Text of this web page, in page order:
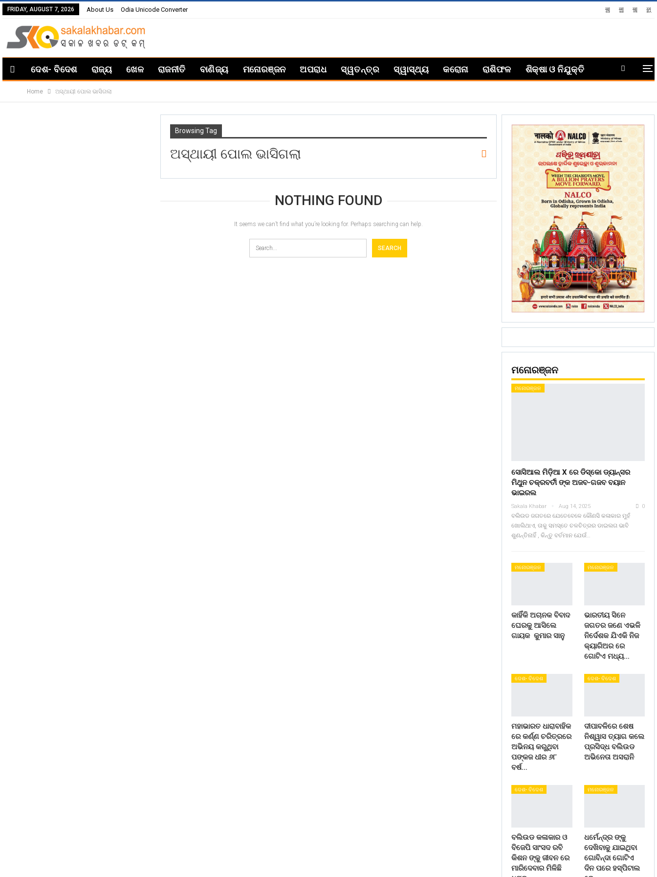
FRIDAY, AUGUST 7, 2026 About Us Odia Unicode Converter
ଦେଶ- ବିଦେଶ ରାଜ୍ୟ ଖେଳ ରାଜନୀତି ବାଣିଜ୍ୟ ମନୋରଞ୍ଜନ ଅପରାଧ ସ୍ୱତନ୍ତ୍ର ସ୍ୱାସ୍ଥ୍ୟ କରୋନା ରାଶିଫଳ ଶିକ୍ଷା ଓ ନିଯୁକ୍ତି
Home ଅସ୍ଥାୟୀ ପୋଲ ଭାସିଗଲା
Browsing Tag
ଅସ୍ଥାୟୀ ପୋଲ ଭାସିଗଲା
NOTHING FOUND
It seems we can’t find what you’re looking for. Perhaps searching can help.
ମନୋରଞ୍ଜନ
ମନୋରଞ୍ଜନ
ସୋସିଆଲ ମିଡ଼ିଆ X ରେ ଡିସ୍କୋ ଡ୍ୟାନ୍ସର
ମିଥୁନ ଚକ୍ରବର୍ତୀ ଙ୍କ ଅଜବ-ଗଜବ ବୟାନ
ଭାଇରଲ
Sakala Khabar Aug 14, 2025 0
ବଲିଉଡ ଜଗତରେ ଯେତେବେଳେ କୌଣସି କଳାକାର ମୁହଁ
ଖୋଲିଥାଏ, ତାକୁ ସମସ୍ତେ ଚଳଚିତ୍ରର ଡାଇଲଗ ଭାବି
ଶୁଣନ୍ତିନାହିଁ , କିନ୍ତୁ ବର୍ତମାନ ଯେଉଁ…
ମନୋରଞ୍ଜନ
କାହିଁକି ଅଚାନକ ବିବାଦ
ଘେରକୁ ଆସିଲେ
ଗାୟକ କୁମାର ସାନୁ
ମନୋରଞ୍ଜନ
ଭାରତୀୟ ସିନେ
ଜଗତର ଜଣେ ଏଭଳି
ନିର୍ଦେଶକ ଯିଏକି ନିଜ
କ୍ୟାରିଅର ରେ
ଗୋଟିଏ ମଧ୍ୟ…
ଦେଶ- ବିଦେଶ
ମହାଭାରତ ଧାରାବାହିକ
ରେ କର୍ଣ୍ଣ ଚରିତ୍ରରେ
ଅଭିନୟ କରୁଥିବା
ପଙ୍କଜ ଧୀର ୬୮
ବର୍ଷ…
ଦେଶ- ବିଦେଶ
ଦୀପାବଳିରେ ଶେଷ
ନିଶ୍ୱାସ ତ୍ୟାଗ କଲେ
ପ୍ରସିଦ୍ଧ ବଲିଉଡ
ଅଭିନେତା ଅସରାନି
ଦେଶ- ବିଦେଶ
ବଲିଉଡ କଳାକାର ଓ
ବିଜେପି ସାଂସଦ ରବି
କିଶନ ଙ୍କୁ ଜୀବନ ରେ
ମାରିଦେବାର ମିଳିଛି
ମନୋରଞ୍ଜନ
ଧର୍ମେନ୍ଦ୍ର ଙ୍କୁ
ଦେଖିବାକୁ ଯାଇଥିବା
ଗୋବିନ୍ଦା ଗୋଟିଏ
ଦିନ ପରେ ହସ୍ପିଟାଲ